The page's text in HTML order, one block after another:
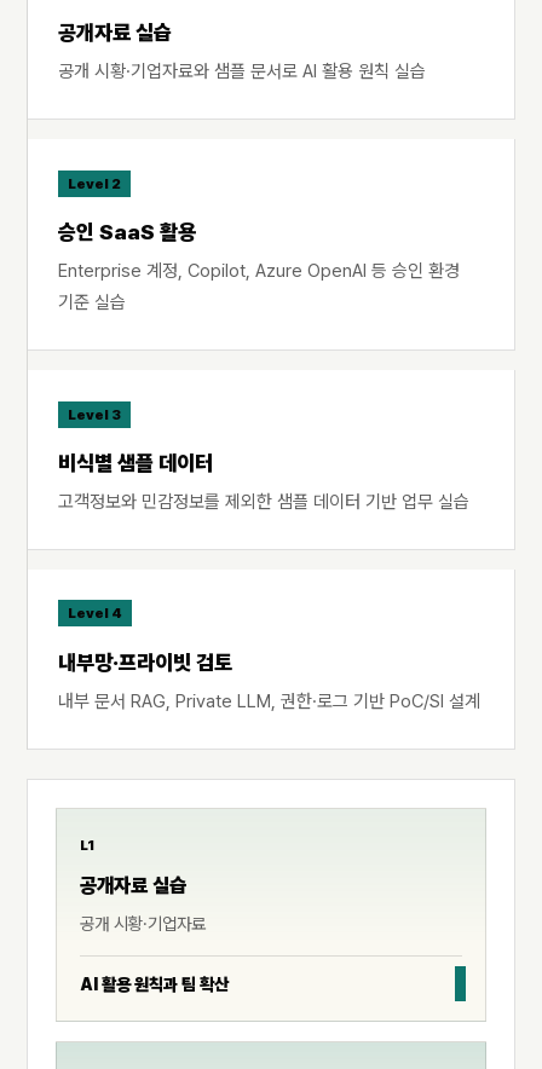
공개자료 실습
공개 시황·기업자료와 샘플 문서로 AI 활용 원칙 실습
Level 2
승인 SaaS 활용
Enterprise 계정, Copilot, Azure OpenAI 등 승인 환경
기준 실습
Level 3
비식별 샘플 데이터
고객정보와 민감정보를 제외한 샘플 데이터 기반 업무 실습
Level 4
내부망·프라이빗 검토
내부 문서 RAG, Private LLM, 권한·로그 기반 PoC/SI 설계
L1
공개자료 실습
공개 시황·기업자료
AI 활용 원칙과 팀 확산